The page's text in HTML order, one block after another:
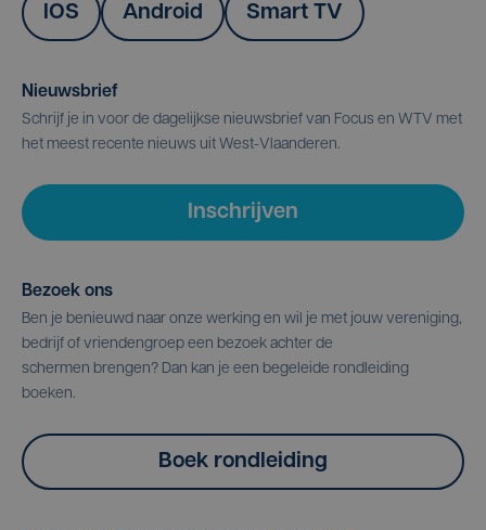
IOS Android Smart TV
Nieuwsbrief
Schrijf je in voor de dagelijkse nieuwsbrief van Focus en WTV met
het meest recente nieuws uit West-Vlaanderen.
Inschrijven
Bezoek ons
Ben je benieuwd naar onze werking en wil je met jouw vereniging,
bedrijf of vriendengroep een bezoek achter de
schermen brengen? Dan kan je een begeleide rondleiding
boeken.
Boek rondleiding